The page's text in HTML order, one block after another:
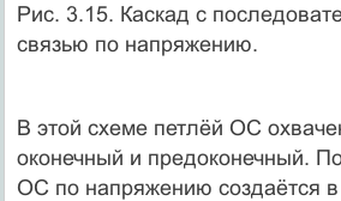
Рис. 3.15. Каскад с
связью по напряжению.
В этой схеме петлёй ОС
оконечный и предоконечный.
ОС по напряжению создаётся